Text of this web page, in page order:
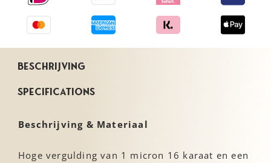
Beschikbaar in 6 verschillende maten
Beschrijving
Specifications
Beschrijving & Materiaal
Hoge vergulding van 1 micron 16 karaat en een